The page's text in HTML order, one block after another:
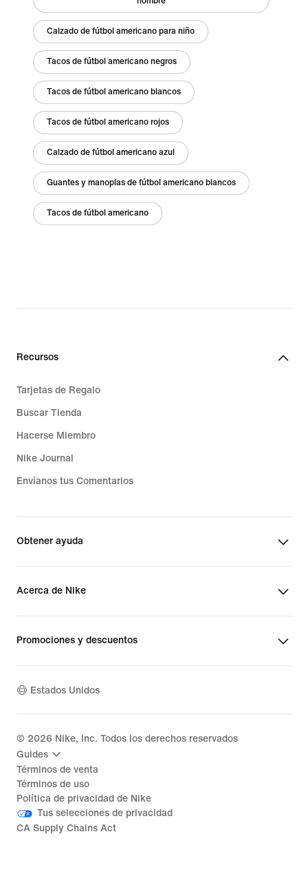
Calzado de fútbol americano para niño
Tacos de fútbol americano negros
Tacos de fútbol americano blancos
Tacos de fútbol americano rojos
Calzado de fútbol americano azul
Guantes y manoplas de fútbol americano blancos
Tacos de fútbol americano
Recursos
Tarjetas de Regalo
Buscar Tienda
Hacerse Miembro
Nike Journal
Envíanos tus Comentarios
Obtener ayuda
Acerca de Nike
Promociones y descuentos
Estados Unidos
© 2026 Nike, Inc. Todos los derechos reservados
Guides
Términos de venta
Términos de uso
Política de privacidad de Nike
Tus selecciones de privacidad
CA Supply Chains Act